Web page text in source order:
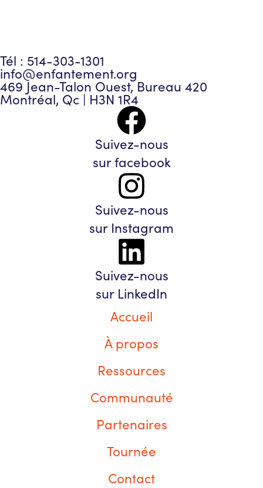
Tél : 514-303-1301
info@enfantement.org
469 Jean-Talon Ouest, Bureau 420
Montréal, Qc | H3N 1R4
Suivez-nous
sur facebook
Suivez-nous
sur Instagram
Suivez-nous
sur LinkedIn
Accueil
À propos
Ressources
Communauté
Partenaires
Tournée
Contact